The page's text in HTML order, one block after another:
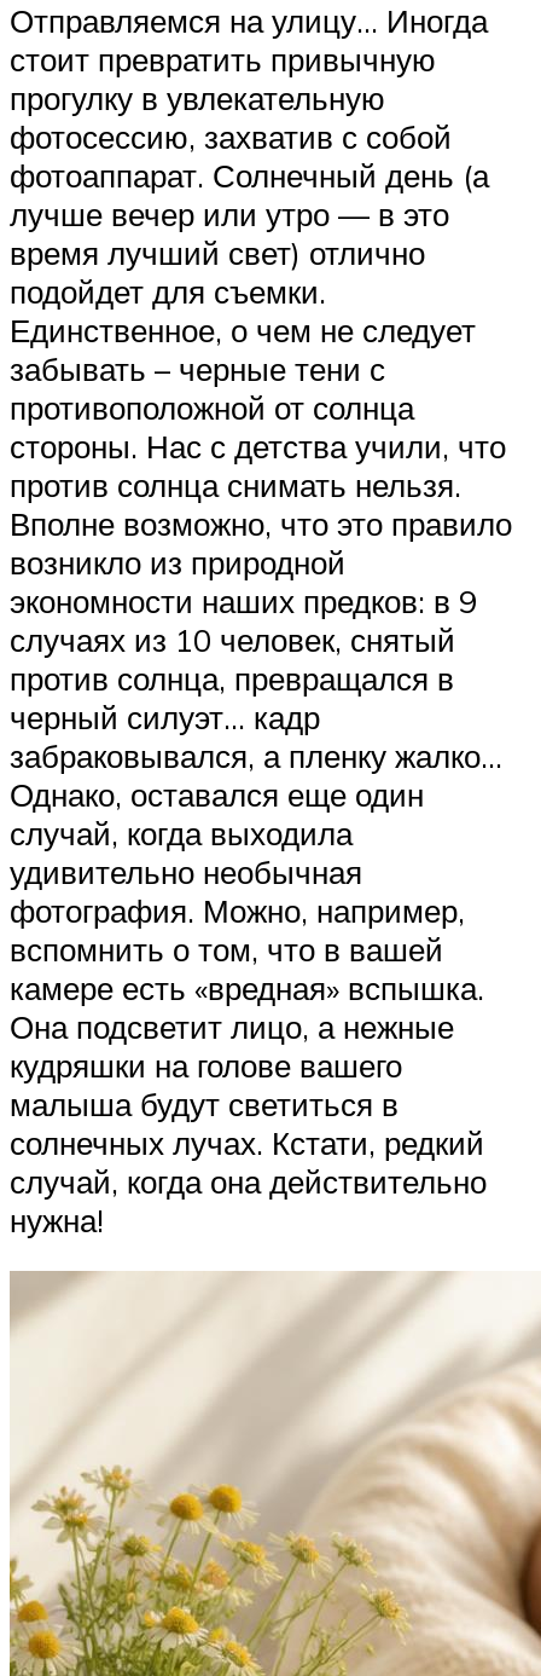
Отправляемся на улицу… Иногда
стоит превратить привычную
прогулку в увлекательную
фотосессию, захватив с собой
фотоаппарат. Солнечный день (а
лучше вечер или утро — в это
время лучший свет) отлично
подойдет для съемки.
Единственное, о чем не следует
забывать – черные тени с
противоположной от солнца
стороны. Нас с детства учили, что
против солнца снимать нельзя.
Вполне возможно, что это правило
возникло из природной
экономности наших предков: в 9
случаях из 10 человек, снятый
против солнца, превращался в
черный силуэт… кадр
забраковывался, а пленку жалко…
Однако, оставался еще один
случай, когда выходила
удивительно необычная
фотография. Можно, например,
вспомнить о том, что в вашей
камере есть «вредная» вспышка.
Она подсветит лицо, а нежные
кудряшки на голове вашего
малыша будут светиться в
солнечных лучах. Кстати, редкий
случай, когда она действительно
нужна!